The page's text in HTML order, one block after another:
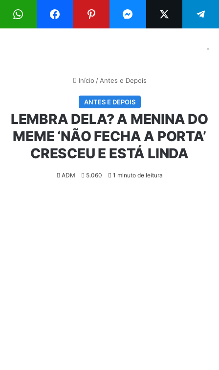
Menu
-
Início / Antes e Depois
ANTES E DEPOIS
LEMBRA DELA? A MENINA DO
MEME ‘NÃO FECHA A PORTA’
CRESCEU E ESTÁ LINDA
ADM 5.060 1 minuto de leitura